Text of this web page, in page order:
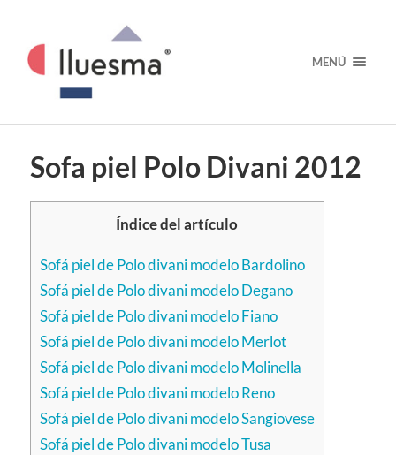
MENÚ
Sofa piel Polo Divani 2012
Índice del artículo
Sofá piel de Polo divani modelo Bardolino
Sofá piel de Polo divani modelo Degano
Sofá piel de Polo divani modelo Fiano
Sofá piel de Polo divani modelo Merlot
Sofá piel de Polo divani modelo Molinella
Sofá piel de Polo divani modelo Reno
Sofá piel de Polo divani modelo Sangiovese
Sofá piel de Polo divani modelo Tusa